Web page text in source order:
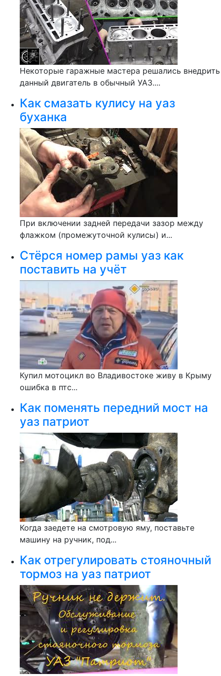
Некоторые гаражные мастера решались внедрить
данный двигатель в обычный УАЗ....
Как смазать кулису на уаз
буханка
При включении задней передачи зазор между
флажком (промежуточной кулисы) и...
Стёрся номер рамы уаз как
поставить на учёт
Купил мотоцикл во Владивостоке живу в Крыму
ошибка в птс...
Как поменять передний мост на
уаз патриот
Когда заедете на смотровую яму, поставьте
машину на ручник, под...
Как отрегулировать стояночный
тормоз на уаз патриот